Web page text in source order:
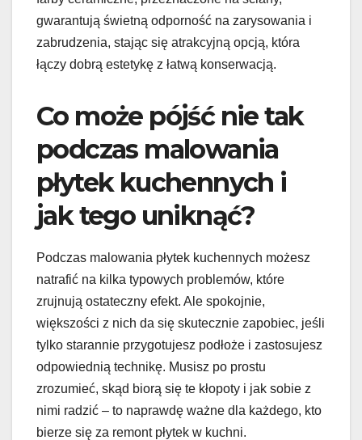
gwarantują świetną odporność na zarysowania i
zabrudzenia, stając się atrakcyjną opcją, która
łączy dobrą estetykę z łatwą konserwacją.
Co może pójść nie tak
podczas malowania
płytek kuchennych i
jak tego uniknąć?
Podczas malowania płytek kuchennych możesz
natrafić na kilka typowych problemów, które
zrujnują ostateczny efekt. Ale spokojnie,
większości z nich da się skutecznie zapobiec, jeśli
tylko starannie przygotujesz podłoże i zastosujesz
odpowiednią technikę. Musisz po prostu
zrozumieć, skąd biorą się te kłopoty i jak sobie z
nimi radzić – to naprawdę ważne dla każdego, kto
bierze się za remont płytek w kuchni.